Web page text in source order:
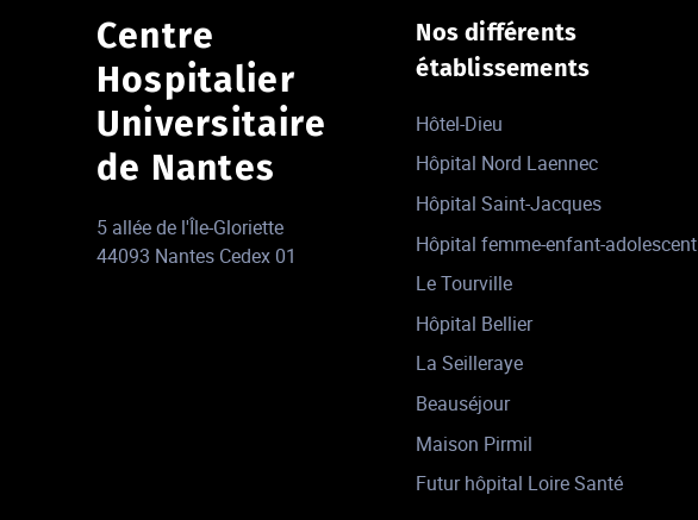
Centre
Hospitalier
Universitaire
de Nantes
5 allée de l'Île-Gloriette
44093 Nantes Cedex 01
Nos différents
établissements
Hôtel-Dieu
Hôpital Nord Laennec
Hôpital Saint-Jacques
Hôpital femme-enfant-adolescent
Le Tourville
Hôpital Bellier
La Seilleraye
Beauséjour
Maison Pirmil
Futur hôpital Loire Santé